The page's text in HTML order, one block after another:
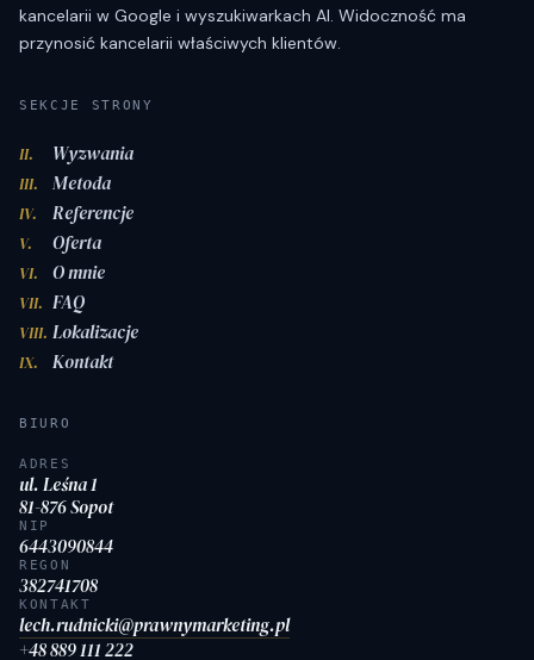
kancelarii w Google i wyszukiwarkach AI. Widoczność ma
przynosić kancelarii właściwych klientów.
SEKCJE STRONY
II. Wyzwania
III. Metoda
IV. Referencje
V. Oferta
VI. O mnie
VII. FAQ
VIII. Lokalizacje
IX. Kontakt
BIURO
ADRES
ul. Leśna 1
81-876 Sopot
NIP
6443090844
REGON
382741708
KONTAKT
lech.rudnicki@prawnymarketing.pl
+48 889 111 222